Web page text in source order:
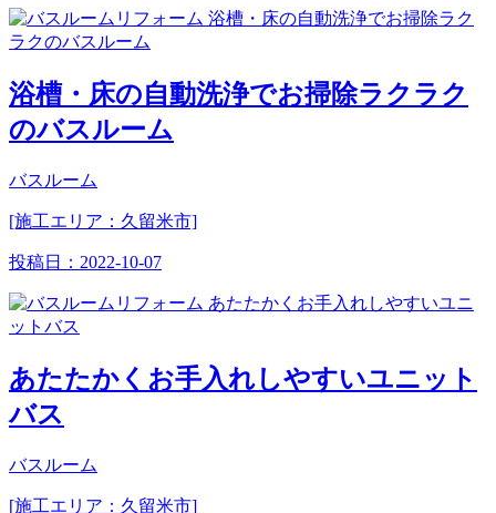
浴槽・床の自動洗浄でお掃除ラクラク
のバスルーム
バスルーム
[施工エリア：久留米市]
投稿日： 2022-10-07
あたたかくお手入れしやすいユニット
バス
バスルーム
[施工エリア：久留米市]